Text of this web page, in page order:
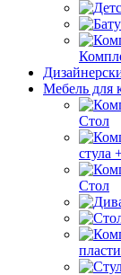
Мебель для
Стол
стула
Стол